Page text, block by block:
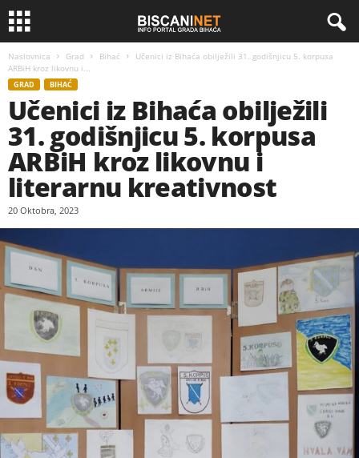
Naslovnica Grad Bihać
Učenici iz Bihaća obilježili 31. godišnjicu 5. korpusa
ARBiH kroz likovnu i...
GRAD BIHAĆ
Učenici iz Bihaća obilježili
31. godišnjicu 5. korpusa
ARBiH kroz likovnu i
literarnu kreativnost
20 Oktobra, 2023